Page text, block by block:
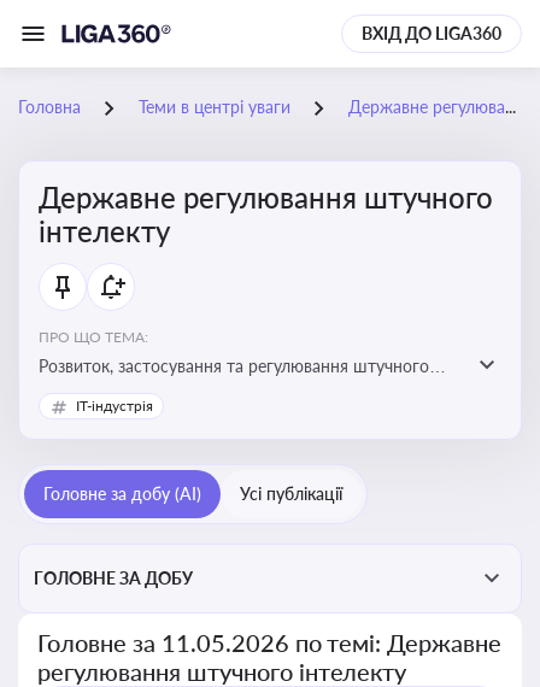
ВХІД ДО LIGA360
Головна Теми в центрі уваги Державне регулювання штучного інтелекту
Державне регулювання штучного
інтелекту
ПРО ЩО ТЕМА:
Розвиток, застосування та регулювання штучного
інтелекту в різних сферах — від управління бізнесом
до державного сектора
IT-індустрія
Головне за добу (AI) Усі публікації
ГОЛОВНЕ ЗА ДОБУ
Головне за 11.05.2026 по темі: Державне
регулювання штучного інтелекту